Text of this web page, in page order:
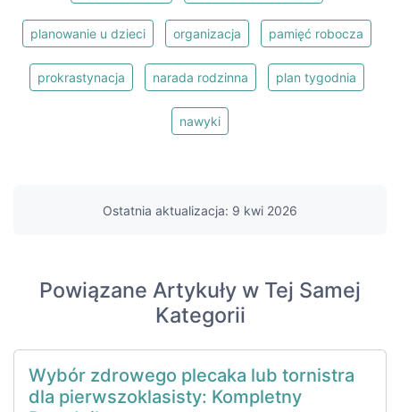
planowanie u dzieci organizacja pamięć robocza
prokrastynacja narada rodzinna plan tygodnia
nawyki
Ostatnia aktualizacja: 9 kwi 2026
Powiązane Artykuły w Tej Samej
Kategorii
Wybór zdrowego plecaka lub tornistra
dla pierwszoklasisty: Kompletny